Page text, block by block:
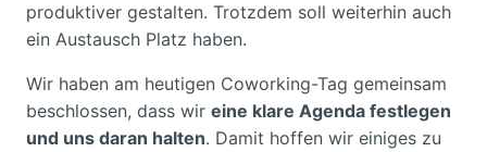
produktiver gestalten. Trotzdem soll weiterhin auch
ein Austausch Platz haben.
Wir haben am heutigen Coworking-Tag gemeinsam
beschlossen, dass wir eine klare Agenda festlegen
und uns daran halten. Damit hoffen wir einiges zu